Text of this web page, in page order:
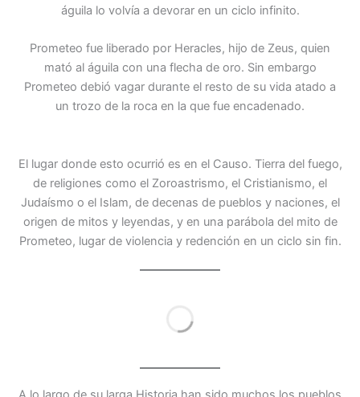
águila lo volvía a devorar en un ciclo infinito.
Prometeo fue liberado por Heracles, hijo de Zeus, quien
mató al águila con una flecha de oro. Sin embargo
Prometeo debió vagar durante el resto de su vida atado a
un trozo de la roca en la que fue encadenado.
El lugar donde esto ocurrió es en el Causo. Tierra del fuego,
de religiones como el Zoroastrismo, el Cristianismo, el
Judaísmo o el Islam, de decenas de pueblos y naciones, el
origen de mitos y leyendas, y en una parábola del mito de
Prometeo, lugar de violencia y redención en un ciclo sin fin.